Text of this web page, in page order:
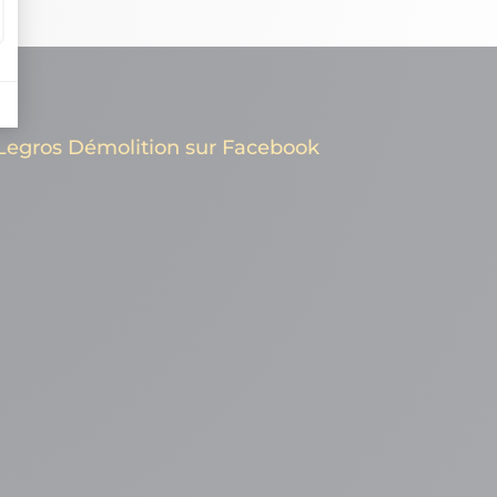
Démolition sur Facebook